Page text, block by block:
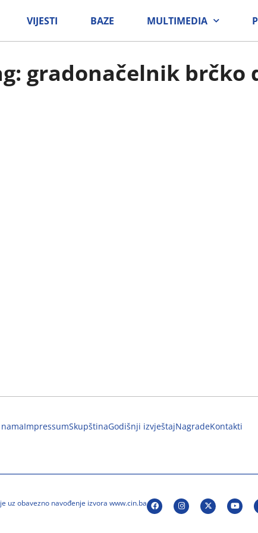
VIJESTI BAZE MULTIMEDIA
gradonačelnik
ImpressumSkupštinaGodišnji izvještajNagradeKontakti
uz obavezno navođenje izvora www.cin.ba